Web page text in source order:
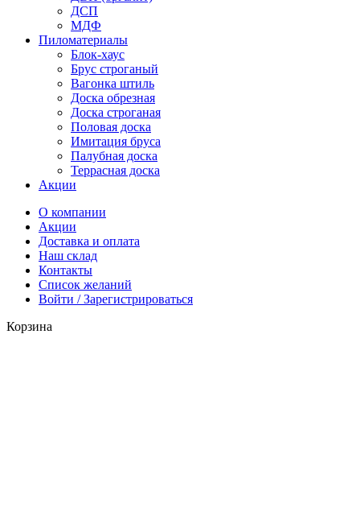
ДСП
МДФ
Пиломатериалы
Блок-хаус
Брус строганый
Вагонка штиль
Доска обрезная
Доска строганая
Половая доска
Имитация бруса
Палубная доска
Террасная доска
Акции
О компании
Акции
Доставка и оплата
Наш склад
Контакты
Список желаний
Войти / Зарегистрироваться
Корзина